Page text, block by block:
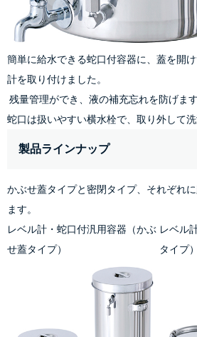
簡単に給水できる蛇口付容器に、蓋を開
計を取り付けました。
残量管理ができ、液の補充忘れを防げます
蛇口は扱いやすい横水栓で、取り外して洗
製品ラインナップ
かぶせ蓋タイプと密閉タイプ、それぞれ
ます。
レベル計・蛇口付汎用容器（かぶ
せ蓋タイプ）
レベル
タイプ）